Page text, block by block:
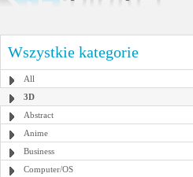
Wszystkie kategorie
All
3D
Abstract
Anime
Business
Computer/OS